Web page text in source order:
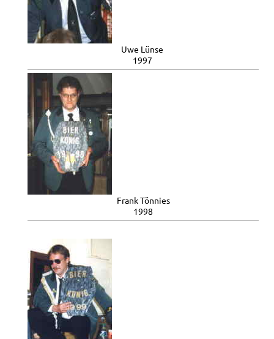
Uwe Lünse
1997
Frank Tönnies
1998